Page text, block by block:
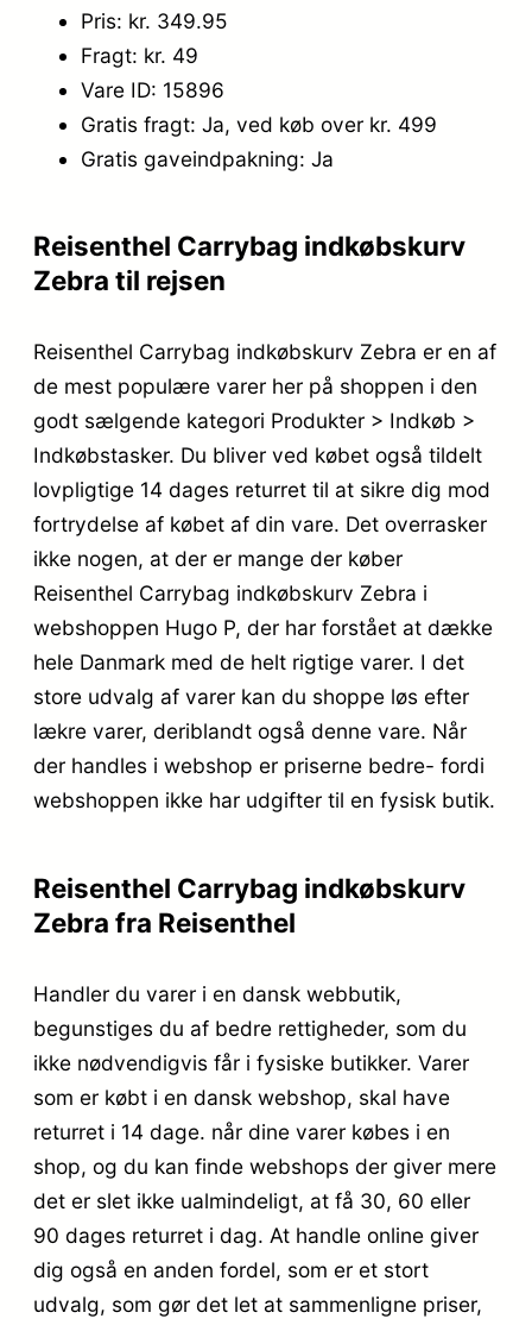
Pris: kr. 349.95
Fragt: kr. 49
Vare ID: 15896
Gratis fragt: Ja, ved køb over kr. 499
Gratis gaveindpakning: Ja
Reisenthel Carrybag indkøbskurv
Zebra til rejsen
Reisenthel Carrybag indkøbskurv Zebra er en af
de mest populære varer her på shoppen i den
godt sælgende kategori Produkter > Indkøb >
Indkøbstasker. Du bliver ved købet også tildelt
lovpligtige 14 dages returret til at sikre dig mod
fortrydelse af købet af din vare. Det overrasker
ikke nogen, at der er mange der køber
Reisenthel Carrybag indkøbskurv Zebra i
webshoppen Hugo P, der har forstået at dække
hele Danmark med de helt rigtige varer. I det
store udvalg af varer kan du shoppe løs efter
lækre varer, deriblandt også denne vare. Når
der handles i webshop er priserne bedre- fordi
webshoppen ikke har udgifter til en fysisk butik.
Reisenthel Carrybag indkøbskurv
Zebra fra Reisenthel
Handler du varer i en dansk webbutik,
begunstiges du af bedre rettigheder, som du
ikke nødvendigvis får i fysiske butikker. Varer
som er købt i en dansk webshop, skal have
returret i 14 dage. når dine varer købes i en
shop, og du kan finde webshops der giver mere
det er slet ikke ualmindeligt, at få 30, 60 eller
90 dages returret i dag. At handle online giver
dig også en anden fordel, som er et stort
udvalg, som gør det let at sammenligne priser,